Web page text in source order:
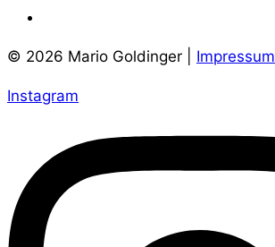
© 2026 Mario Goldinger | Impressum
Instagram